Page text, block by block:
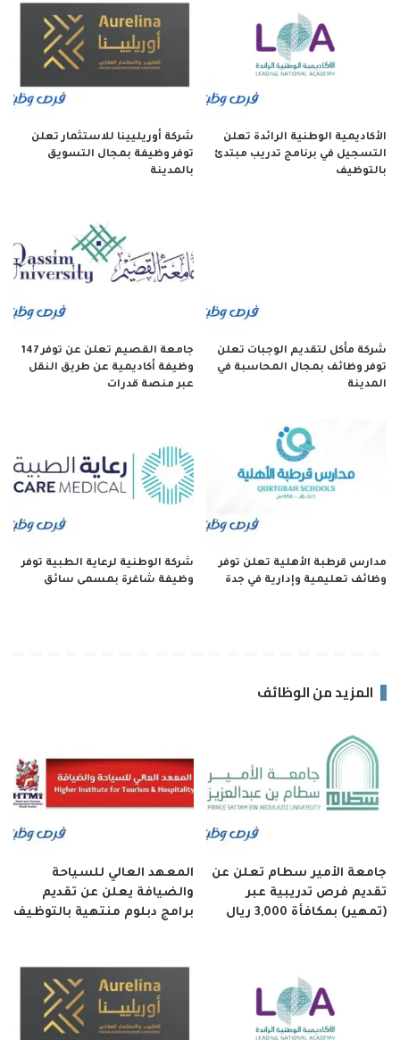
الأكاديمية الوطنية الرائدة تعلن
التسجيل في برنامج تدريب مبتدئ
بالتوظيف
شركة أوريليينا للاستثمار تعلن
توفر وظيفة بمجال التسويق
بالمدينة
شركة مأكل لتقديم الوجبات تعلن
توفر وظائف بمجال المحاسبة في
المدينة
جامعة القصيم تعلن عن توفر 147
وظيفة أكاديمية عن طريق النقل
عبر منصة قدرات
مدارس قرطبة الأهلية تعلن توفر
وظائف تعليمية وإدارية في جدة
شركة الوطنية لرعاية الطبية توفر
وظيفة شاغرة بمسمى سائق
المزيد من الوظائف
جامعة الأمير سطام تعلن عن
تقديم فرص تدريبية عبر
(تمهير) بمكافأة 3,000 ريال
المعهد العالي للسياحة
والضيافة يعلن عن تقديم
برامج دبلوم منتهية بالتوظيف